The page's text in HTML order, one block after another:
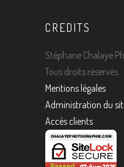
CREDITS
Stéphane Chalaye
Tous droits réservés.
Mentions légales
Administration du
Accès clients